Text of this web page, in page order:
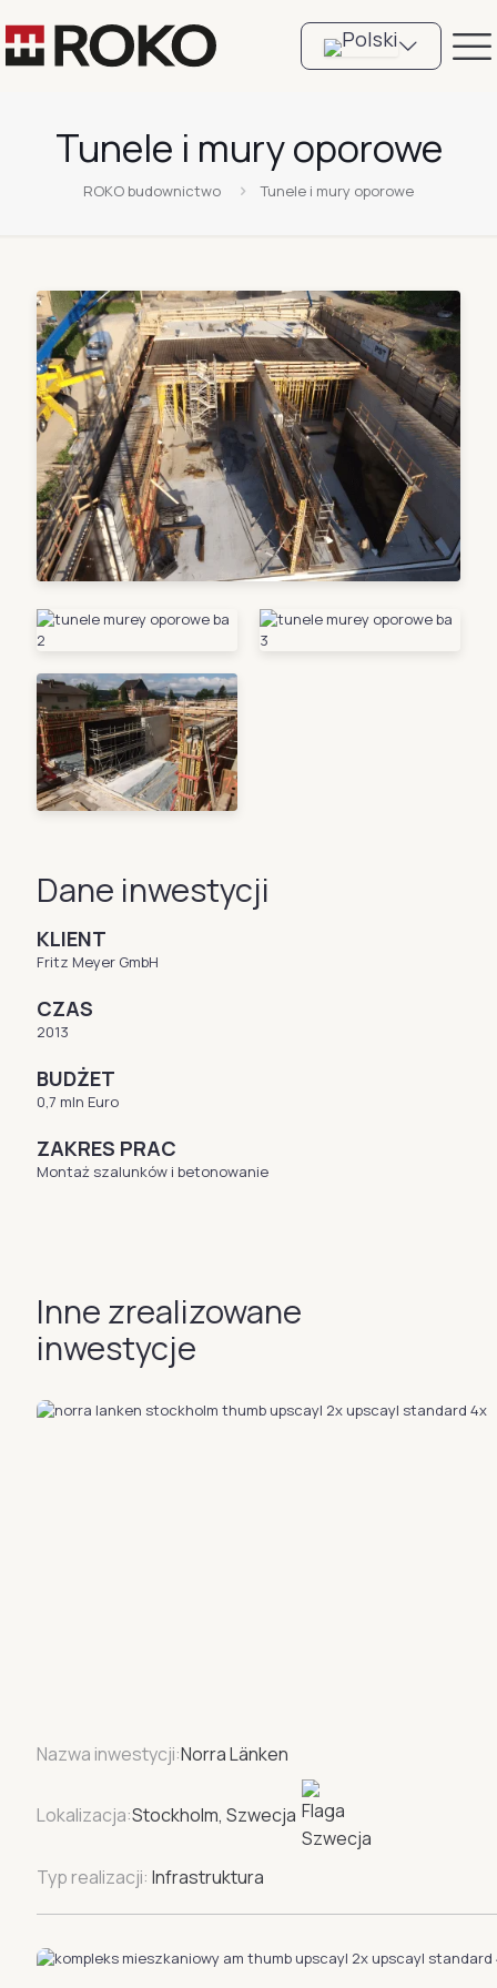
Tunele i mury oporowe
ROKO budownictwo Tunele i mury oporowe
Dane inwestycji
KLIENT
Fritz Meyer GmbH
CZAS
2013
BUDŻET
0,7 mln Euro
ZAKRES PRAC
Montaż szalunków i betonowanie
Inne zrealizowane
inwestycje
Nazwa inwestycji:Norra Länken
Lokalizacja:Stockholm, Szwecja
Typ realizacji: Infrastruktura